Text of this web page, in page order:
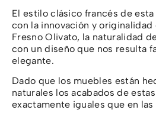
El estilo clásico francés de
con la innovación y originalidad
Fresno Olivato, la naturalidad
con un diseño que nos resulta
elegante.
Dado que los muebles están
naturales los acabados de
exactamente iguales que en las